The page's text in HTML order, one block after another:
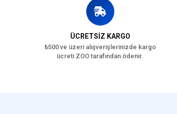
ÜCRETSİZ KARGO
₺500 ve üzeri alışverişlerinizde kargo
ücreti ZOO tarafından ödenir.